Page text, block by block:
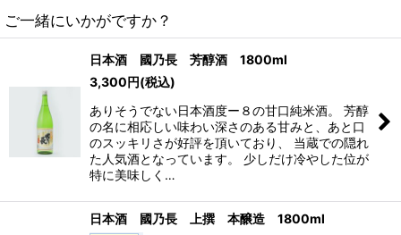
ご一緒にいかがですか？
日本酒 國乃長 芳醇酒 1800ml
3,300円(税込)
ありそうでない日本酒度ー８の甘口純米酒。 芳醇
の名に相応しい味わい深さのある甘みと、あと口
のスッキリさが好評を頂いており、 当蔵での隠れ
た人気酒となっています。 少しだけ冷やした位が
特に美味しく…
日本酒 國乃長 上撰 本醸造 1800ml